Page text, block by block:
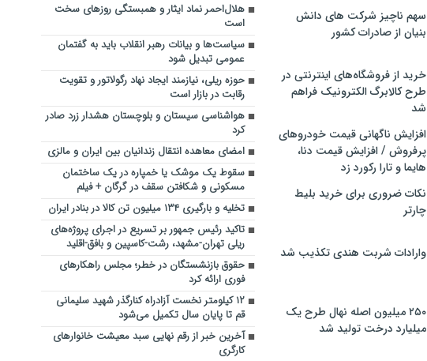
سهم ناچیز شرکت های دانش
بنیان از صادرات کشور
خرید از فروشگاه‌های اینترنتی در
طرح کالابرگ الکترونیک فراهم
شد
افزایش ناگهانی قیمت خودروهای
پرفروش / افزایش قیمت دنا،
هایما و تارا رکورد زد
نکات ضروری برای خرید بلیط
چارتر
وارادات شربت هندی تکذیب شد
۲۵۰ میلیون اصله نهال طرح یک
میلیارد درخت تولید شد
هلال‌احمر نماد ایثار و همبستگی روزهای سخت
است
سیاست‌ها و بیانات رهبر انقلاب باید به گفتمان
عمومی تبدیل شود
حوزه ریلی، نیازمند ایجاد نهاد رگولاتور و تقویت
رقابت در بازار است
هواشناسی سیستان و بلوچستان هشدار زرد صادر
کرد
امضای معاهده انتقال زندانیان بین ایران و مالزی
سقوط یک موشک یا خمپاره در یک ساختمان
مسکونی و شکافتن سقف در گرگان + فیلم
تخلیه‌ و بارگیری ۱۳۴ میلیون تن کالا در بنادر ایران
تاکید رئیس جمهور بر تسریع در اجرای پروژه‌های
ریلی تهران-مشهد، رشت-کاسپین و بافق-اقلید
حقوق بازنشستگان در خطر؛ مجلس راهکارهای
فوری ارائه کرد
۱۲ کیلومتر نخست آزادراه کنارگذر شهید سلیمانی
قم تا پایان سال تکمیل می‌شود
آخرین خبر از رقم نهایی سبد معیشت خانوارهای
کارگری